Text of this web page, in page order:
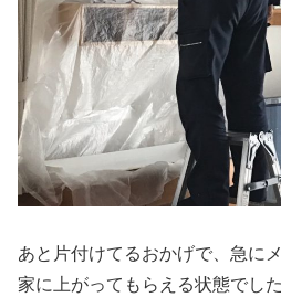
あと片付けてるおかげで、急に
家に上がってもらえる状態でした